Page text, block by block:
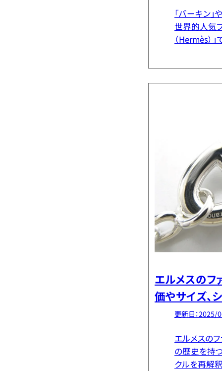
「バーキン」
世界的人気
（Hermès）
か。本記事
エルメスのフ
価やサイズ、
違いなど徹
更新日：2025/
エルメスの
の歴史を持
クルを再解